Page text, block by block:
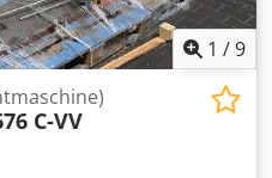
1 /9
C-VV